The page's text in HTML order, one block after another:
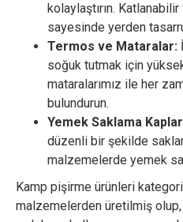
kolaylaştırın.
sayesinde yerden
Termos ve Mataralar:
soğuk tutmak için
mataralarımız ile her
bulundurun.
Yemek Saklama
düzenli bir şekilde
malzemelerde yemek
Kamp pişirme ürünleri
malzemelerden üretilmiş olup,